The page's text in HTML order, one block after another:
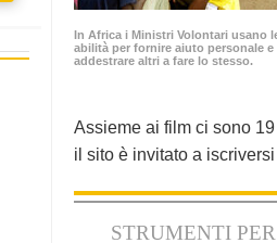
In Africa i Ministri Volontari usano
abilità per fornire aiuto personale e
addestrare altri a fare lo stesso.
Assieme ai film ci sono
il sito è invitato a
STRUMENTI PER